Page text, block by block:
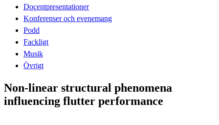
Docentpresentationer
Konferenser och evenemang
Podd
Fackligt
Musik
Övrigt
Non-linear structural phenomena
influencing flutter performance